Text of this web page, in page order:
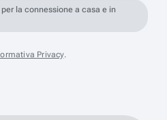
la connessione a casa e in
Privacy.